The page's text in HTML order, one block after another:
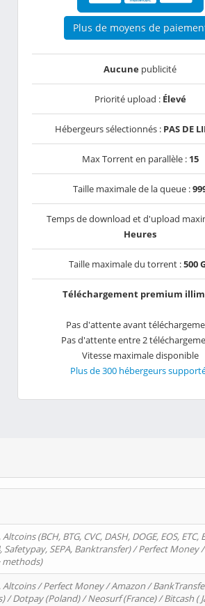
Plus de moyens de
Aucune publicité
Priorité upload : Élevé
Hébergeurs sélectionnés : PAS DE
Max Torrent en parallèle : 15
Taille maximale de la queue :
Temps de download et d'upload
Heures
Taille maximale du torrent :500
Téléchargement premium
Pas d'attente avant
Pas d'attente entre 2
Vitesse maximale disponible
Plus de 300 hébergeurs
(BCH, BTG, CVC, DASH, DOGE, EOS, ETC,
Safetypay, SEPA, Banktransfer) / Perfect
methods)
/ Perfect Money / Amazon /
/ Dotpay (Poland) / Neosurf (France) / Bitcash (